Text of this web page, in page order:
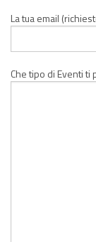
La tua email
Che tipo di Eventi ti